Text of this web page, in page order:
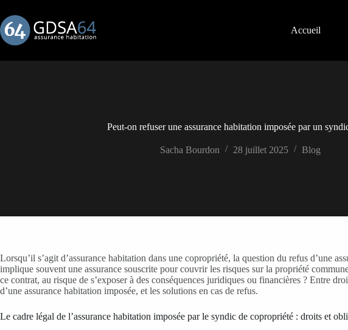
au
contenu
Accueil
Peut-on refuser une assurance habitation imposée par un
Sacha Bourdon 28 juillet 2025 Blog
Lorsqu’il s’agit d’assurance habitation dans une copropriété, la question du refus d’une
implique souvent une assurance souscrite pour couvrir les risques sur la propriété
ce contrat, au risque de s’exposer à des conséquences juridiques ou financières ? Entre
d’une assurance habitation imposée, et les solutions en cas de refus.
Le cadre légal de l’assurance habitation imposée par le syndic de copropriété : droits et